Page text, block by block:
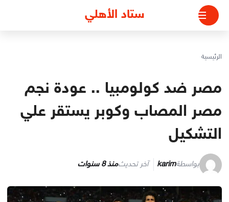
التجاوز
المحتوى
ستاد الأهلي
الرئيسية
مصر ضد كولومبيا .. عودة نجم
مصر المصاب وكوبر يستقر علي
التشكيل
بواسطةkarim آخر تحديثمنذ 8 سنوات